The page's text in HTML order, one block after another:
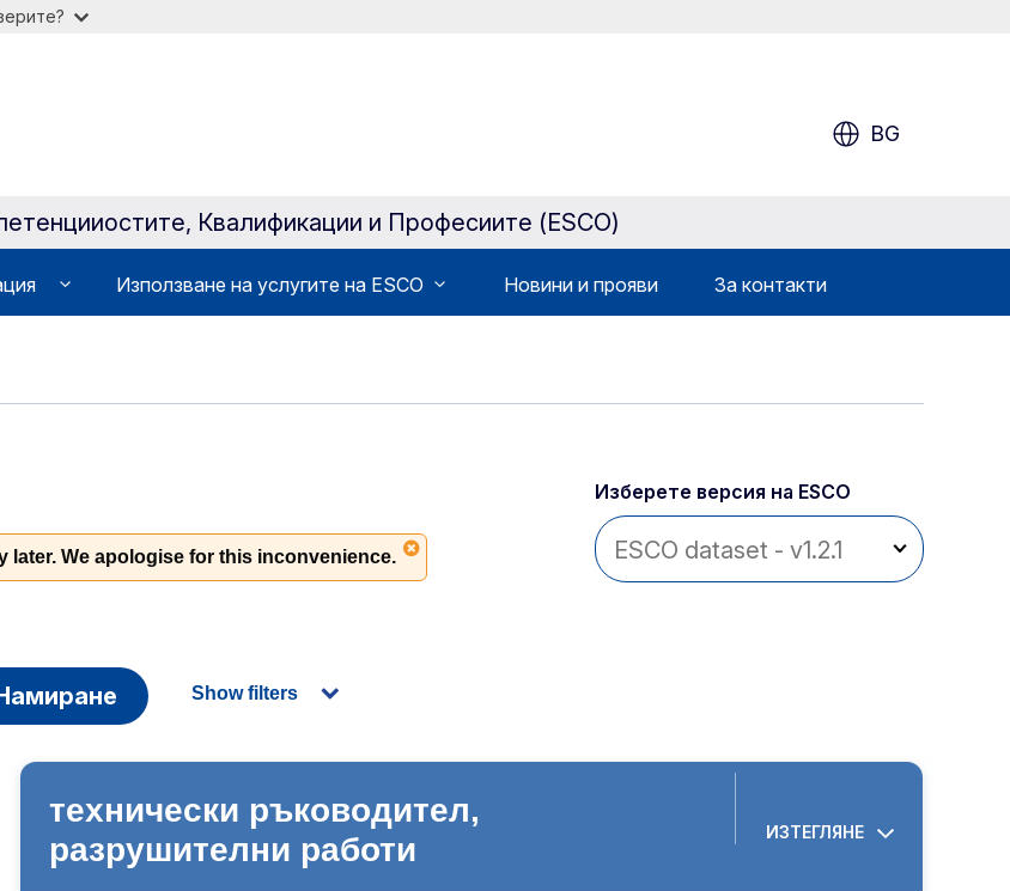
BG
Квалификации и Професиите (ESCO)
Използване на услугите на ESCO Новини и прояви За контакти
later. We apologise for this inconvenience.
Изберете версия на ESCO
Show filters
технически ръководител,
разрушителни работи